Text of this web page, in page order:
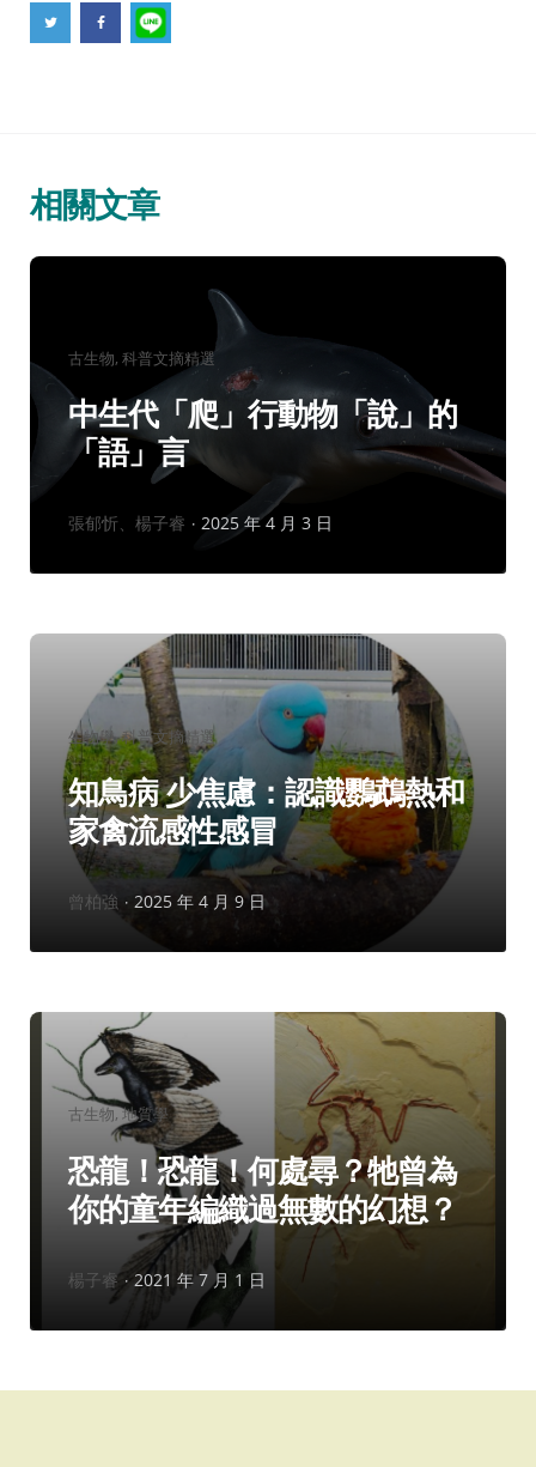
相關文章
分
類：
古生物 科普文摘精選
中生代「爬」行動物「說」的
「語」言
作
張郁忻、楊子睿 2025 年 4 月 3 日
分
類：
生物學 科普文摘精選
知鳥病 少焦慮：認識鸚鵡熱和
家禽流感性感冒
作
曾柏強 2025 年 4 月 9 日
分
類：
古生物 地質學
恐龍！恐龍！何處尋？牠曾為
你的童年編織過無數的幻想？
作
楊子睿 2021 年 7 月 1 日